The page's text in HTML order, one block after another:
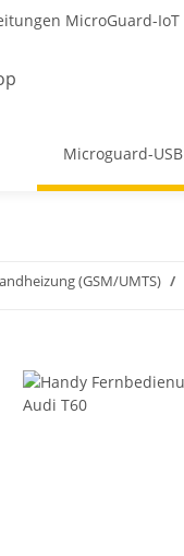
MicroGuard-IoT
Microguard-USB
(GSM/UMTS)